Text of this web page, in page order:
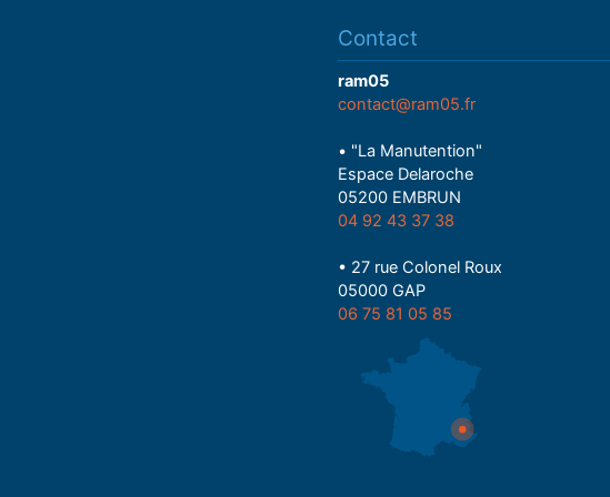
Contact
ram05
contact@ram05.fr
• "La Manutention"
Espace Delaroche
05200 EMBRUN
04 92 43 37 38
• 27 rue Colonel Roux
05000 GAP
06 75 81 05 85